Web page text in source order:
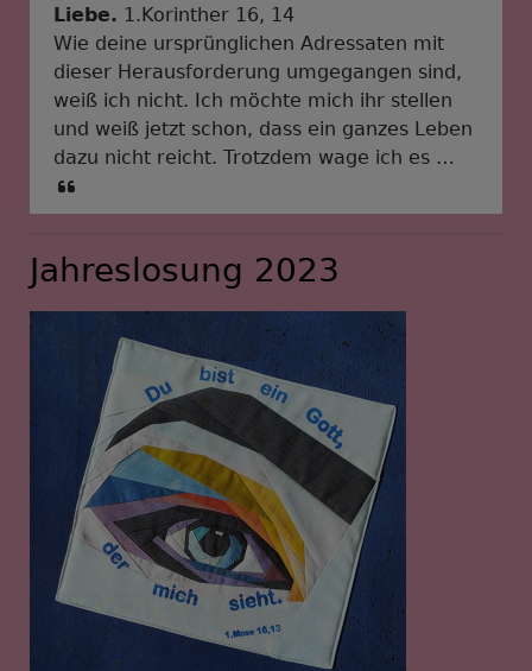
Liebe. 1.Korinther 16, 14
Wie deine ursprünglichen Adressaten mit
dieser Herausforderung umgegangen sind,
weiß ich nicht. Ich möchte mich ihr stellen
und weiß jetzt schon, dass ein ganzes Leben
dazu nicht reicht. Trotzdem wage ich es …
Jahreslosung 2023